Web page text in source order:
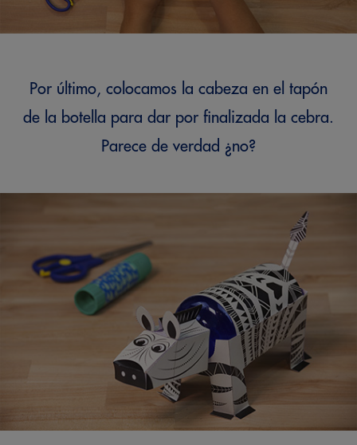
Por último, colocamos la cabeza en el tapón
de la botella para dar por finalizada la cebra.
Parece de verdad ¿no?